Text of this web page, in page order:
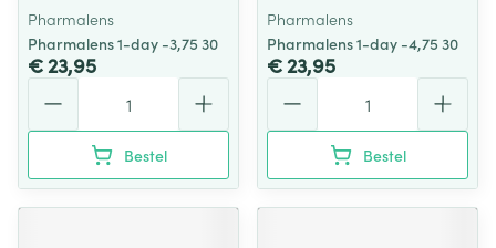
Pharmalens
Pharmalens 1-day -3,75 30
€ 23,95
Bestel
Pharmalens
Pharmalens 1-day -4,75 30
€ 23,95
Bestel